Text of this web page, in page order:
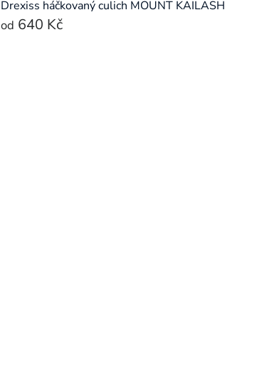
Drexiss háčkovaný culich MOUNT KAILASH
od 640 Kč